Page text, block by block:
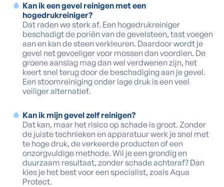
Kan ik een gevel reinigen met een
hogedrukreiniger?
Dat raden we sterk af. Een hogedrukreiniger
beschadigt de poriën van de gevelsteen, tast voegen
aan en kan de steen verkleuren. Daardoor wordt je
gevel net gevoeliger voor mossen dan voordien. De
groene aanslag mag dan wel verdwenen zijn, het
keert snel terug door de beschadiging aan je gevel.
Een stoomreiniging onder lage druk is een veel
veiliger alternatief.
Kan ik mijn gevel zelf reinigen?
Dat kan, maar het risico op schade is groot. Zonder
de juiste technieken en apparatuur werk je snel met
te hoge druk, de verkeerde producten of een
onzorgvuldige methode. Wil je een grondig en
duurzaam resultaat, zonder schade achteraf? Dan
kies je het best voor een specialist, zoals Aqua
Protect.